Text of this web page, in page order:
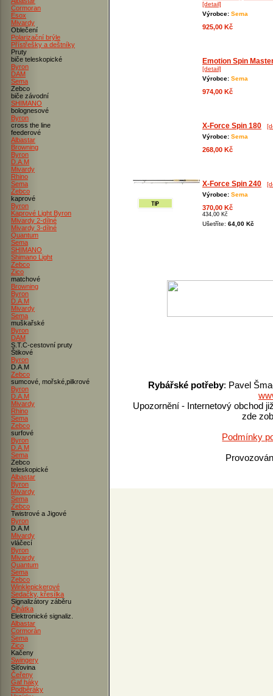
Cormoran
Esox
Mivardy
Oblečení
Polarizační brýle
Přístřešky a deštníky
Pruty
biče teleskopické
Byron
DAM
Sema
Zebco
biče závodní
SHIMANO
bolognesové
Byron
cross the line
feederové
Albastar
Browning
Byron
D.A.M
Mivardy
Rhino
Sema
Zebco
kaprové
Byron
Kaprové Light Byron
Mivardy 2-dílné
Mivardy 3-dílné
Quantum
Sema
SHIMANO
Shimano Light
Zebco
Zico
matchové
Browning
Byron
D.A.M
Mivardy
Sema
muškařské
Byron
DAM
S.T.C-cestovní pruty
Štikové
Byron
D.A.M
Zebco
sumcové, mořské,pilkrové
Byron
D.A.M
Mivardy
Rhino
Sema
Zebco
surfové
Byron
D.A.M
Sema
Zebco
teleskopické
Albastar
Byron
Mivardy
Sema
Zebco
Twistrové a Jigové
Byron
D.A.M
Mivardy
vláčecí
Byron
Mivardy
Quantum
Sema
Zebco
Winklepickerové
Sedačky, křesílka
Signalizátory záběru
Čihátka
Elektronické signaliz.
Albastar
Cormorán
Sema
Zico
Kačeny
Swingery
Síťovina
Čeřeny
Gaf háky
Podběráky
[detail]
Výrobce: Sema
925,00 Kč
Emotion Spin
[detail]
Výrobce: Sema
974,00 Kč
X-Force Spin 180
Výrobce: Sema
268,00 Kč
X-Force Spin 240
Výrobce: Sema
370,00 Kč
434,00 Kč
Ušetříte: 64,00 Kč
Rybářské potřeby: Pavel
Upozornění - Internetový obchod
zde
Podmínky